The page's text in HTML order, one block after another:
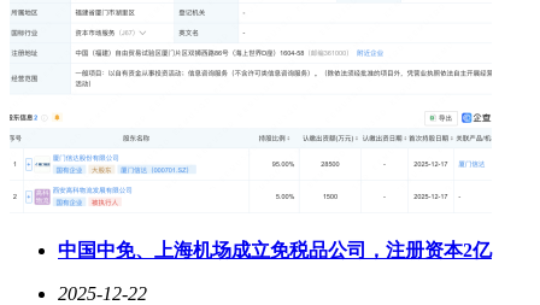
中国中免、上海机场成立免税品公司，注册资本2亿
2025-12-22